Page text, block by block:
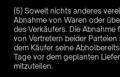
(5) Soweit nichts anderes
Abnahme von Waren oder
des Verkäufers. Die Abnahme
von Vertretern beider
dem Käufer seine
Tage vor dem geplanten
mitzuteilen.